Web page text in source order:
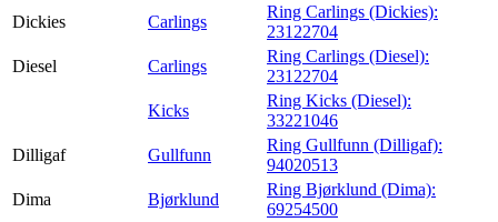
Dickies
Carlings
Ring Carlings (Dickies):
23122704
Diesel
Carlings
Ring Carlings (Diesel):
23122704
Kicks
Ring Kicks (Diesel):
33221046
Dilligaf
Gullfunn
Ring Gullfunn (Dilligaf):
94020513
Dima
Bjørklund
Ring Bjørklund (Dima):
69254500